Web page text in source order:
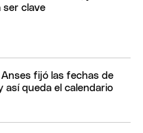
ser clave
Anses fijó las fechas de
así queda el calendario